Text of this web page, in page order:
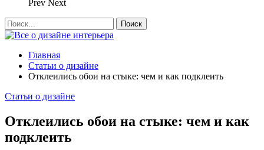
Prev Next
Главная
Статьи о дизайне
Отклеились обои на стыке: чем и как подклеить
Статьи о дизайне
Отклеились обои на стыке: чем и как
подклеить